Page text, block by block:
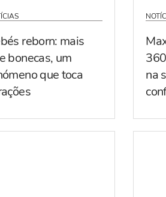
reborn: mais
bonecas, um
que toca
na